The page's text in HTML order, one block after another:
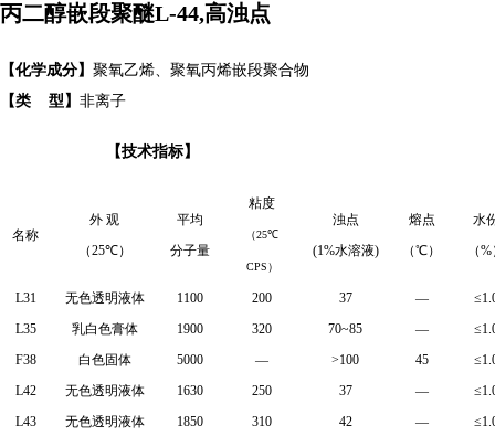
丙二醇嵌段聚醚L-44,高浊点
【化学成分】 聚氧乙烯、聚氧丙烯嵌段聚合物
【类 型 】 非离子
【技术指标】
名称
外 观
（25℃）
平均
分子量
粘度
（25℃
CPS）
浊点
(1%水溶液)
熔点
（℃）
水
（%
L31 无色透明液体 1100 200 37 — ≤
L35
乳白色膏体 1900 320 70~85 — ≤
F38
白色固体 5000 — >100 45 ≤
L42
无色透明液体 1630 250 37 — ≤
L43
无色透明液体 1850 310 42 — ≤